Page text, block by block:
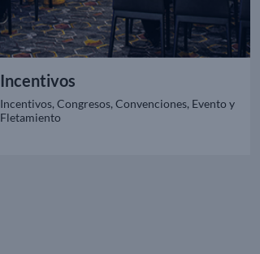
Incentivos
Incentivos, Congresos, Convenciones, Evento y
Fletamiento